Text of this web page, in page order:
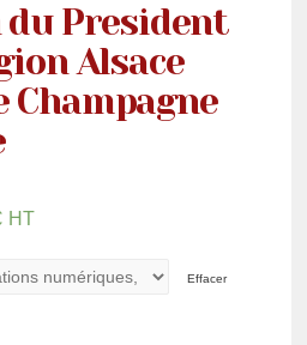
du President
Alsace
Champagne
HT
Effacer